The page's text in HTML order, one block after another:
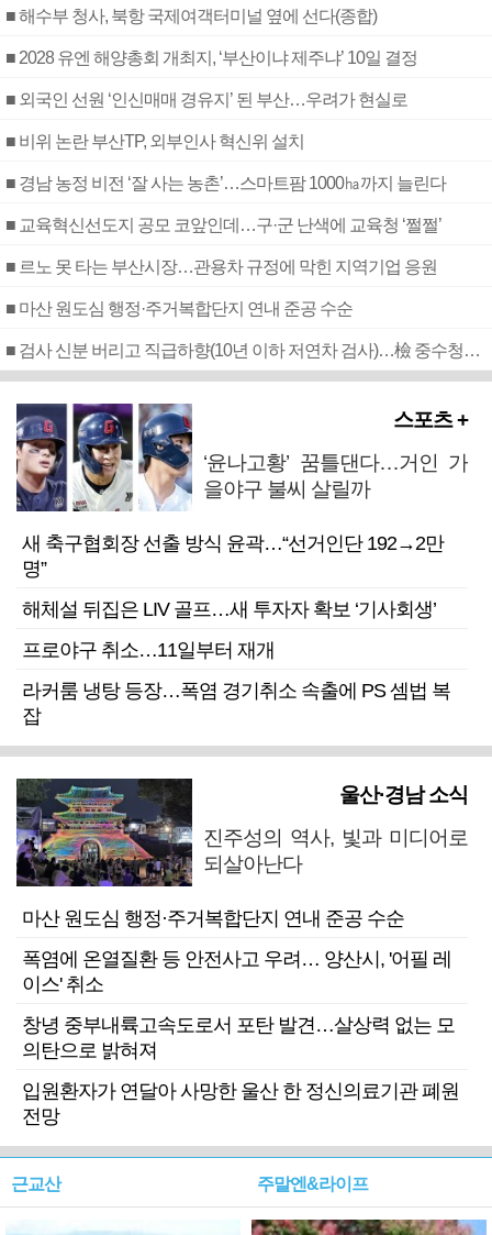
■ 해수부 청사, 북항 국제여객터미널 옆에 선다(종합)
■ 2028 유엔 해양총회 개최지, ‘부산이냐 제주냐’ 10일 결정
■ 외국인 선원 ‘인신매매 경유지’ 된 부산…우려가 현실로
■ 비위 논란 부산TP, 외부인사 혁신위 설치
■ 경남 농정 비전 ‘잘 사는 농촌’…스마트팜 1000㏊까지 늘린다
■ 교육혁신선도지 공모 코앞인데…구·군 난색에 교육청 ‘쩔쩔’
■ 르노 못 타는 부산시장…관용차 규정에 막힌 지역기업 응원
■ 마산 원도심 행정·주거복합단지 연내 준공 수순
■ 검사 신분 버리고 직급하향(10년 이하 저연차 검사)…檢 중수청행 기피
스포츠 +
‘윤나고황’ 꿈틀댄다…거인 가
을야구 불씨 살릴까
새 축구협회장 선출 방식 윤곽…“선거인단 192→2만
명”
해체설 뒤집은 LIV 골프…새 투자자 확보 ‘기사회생’
프로야구 취소…11일부터 재개
라커룸 냉탕 등장…폭염 경기취소 속출에 PS 셈법 복
잡
울산·경남 소식
진주성의 역사, 빛과 미디어로
되살아난다
마산 원도심 행정·주거복합단지 연내 준공 수순
폭염에 온열질환 등 안전사고 우려… 양산시, '어필 레
이스' 취소
창녕 중부내륙고속도로서 포탄 발견…살상력 없는 모
의탄으로 밝혀져
입원환자가 연달아 사망한 울산 한 정신의료기관 폐원
전망
근교산 주말엔&라이프